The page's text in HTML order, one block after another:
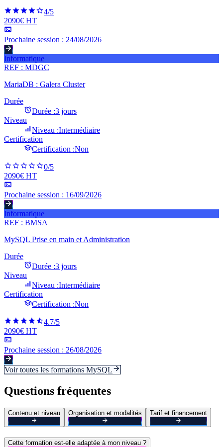
4/5
2090€ HT
Prochaine session : 24/08/2026
Informatique
REF : MDGC
MariaDB : Galera Cluster
Durée
Durée :3 jours
Niveau
Niveau :Intermédiaire
Certification
Certification :Non
0/5
2090€ HT
Prochaine session : 16/09/2026
Informatique
REF : BMSA
MySQL Prise en main et Administration
Durée
Durée :3 jours
Niveau
Niveau :Intermédiaire
Certification
Certification :Non
4.7/5
2090€ HT
Prochaine session : 26/08/2026
Voir toutes les formations MySQL
Questions fréquentes
Contenu et niveau Organisation et modalités Tarif et financement
Cette formation est-elle adaptée à mon niveau ?